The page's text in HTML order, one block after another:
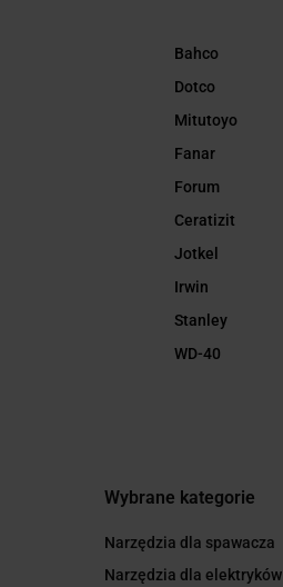
Bahco
Dotco
Mitutoyo
Fanar
Forum
Ceratizit
Jotkel
Irwin
Stanley
WD-40
Wybrane kategorie
Narzędzia dla spawacza
Narzędzia dla elektryków